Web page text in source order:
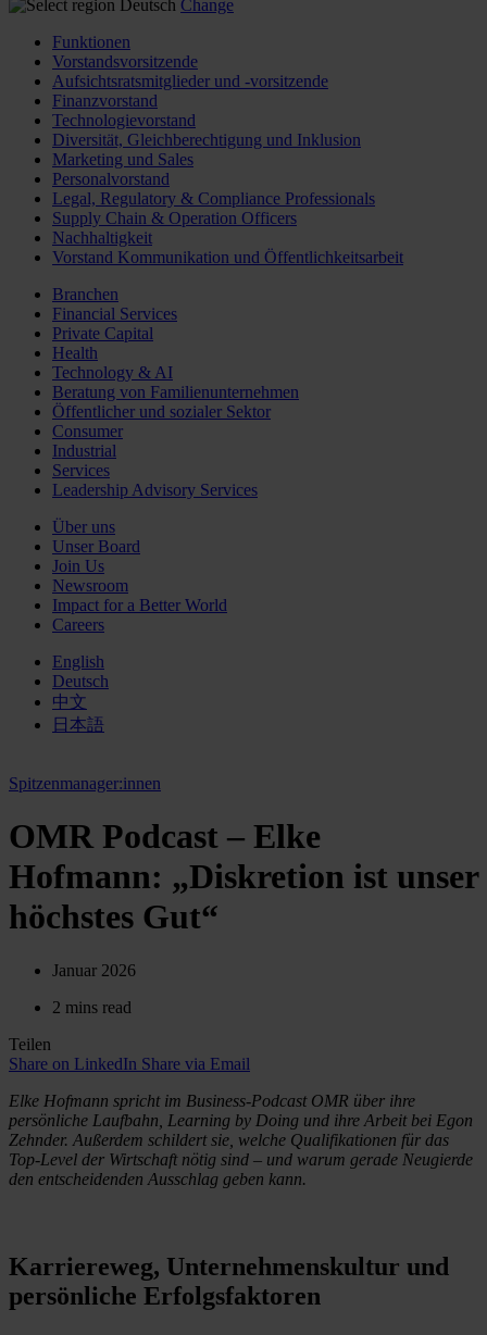
Deutsch Change
Funktionen
Vorstandsvorsitzende
Aufsichtsratsmitglieder und -vorsitzende
Finanzvorstand
Technologievorstand
Diversität, Gleichberechtigung und Inklusion
Marketing und Sales
Personalvorstand
Legal, Regulatory & Compliance Professionals
Supply Chain & Operation Officers
Nachhaltigkeit
Vorstand Kommunikation und Öffentlichkeitsarbeit
Branchen
Financial Services
Private Capital
Health
Technology & AI
Beratung von Familienunternehmen
Öffentlicher und sozialer Sektor
Consumer
Industrial
Services
Leadership Advisory Services
Über uns
Unser Board
Join Us
Newsroom
Impact for a Better World
Careers
English
Deutsch
中文
日本語
Spitzenmanager:innen
OMR Podcast – Elke
Hofmann: „Diskretion ist unser
höchstes Gut“
Januar 2026
2 mins read
Teilen
Share on LinkedIn Share via Email
Elke Hofmann spricht im Business-Podcast OMR über ihre
persönliche Laufbahn, Learning by Doing und ihre Arbeit bei Egon
Zehnder. Außerdem schildert sie, welche Qualifikationen für das
Top-Level der Wirtschaft nötig sind – und warum gerade Neugierde
den entscheidenden Ausschlag geben kann.
Karriereweg, Unternehmenskultur und
persönliche Erfolgsfaktoren